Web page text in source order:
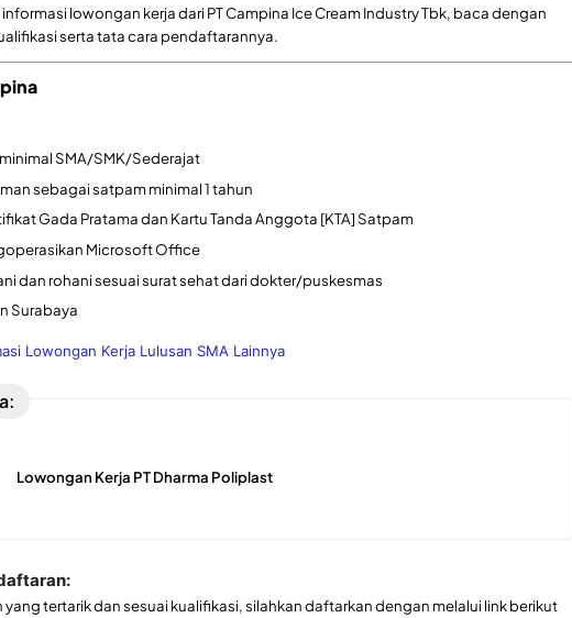
lowongan kerja dari PT Campina Ice Cream Industry Tbk, baca dengan
serta tata cara pendaftarannya.
SMA/SMK/Sederajat
sebagai satpam minimal 1 tahun
Gada Pratama dan Kartu Tanda Anggota [KTA] Satpam
Microsoft Office
dan rohani sesuai surat sehat dari dokter/puskesmas
Surabaya
Lowongan Kerja Lulusan SMA Lainnya
Lowongan Kerja PT Dharma Poliplast
yang tertarik dan sesuai kualifikasi, silahkan daftarkan dengan melalui link berikut